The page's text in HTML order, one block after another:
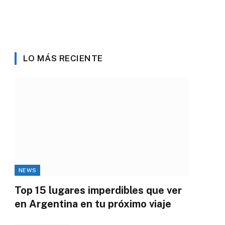
LO MÁS RECIENTE
NEWS
Top 15 lugares imperdibles que ver
en Argentina en tu próximo viaje